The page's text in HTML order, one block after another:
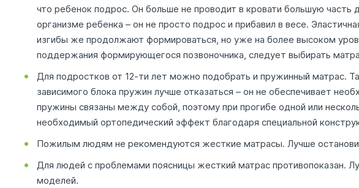
что ребенок подрос. Он больше не проводит в кровати большую
организме ребенка – он не просто подрос и прибавил в весе.
изгибы же продолжают формироваться, но уже на более высоком
поддержания формирующегося позвоночника, следует выбирать
Для подростков от 12-ти лет можно подобрать и пружинный матрас.
зависимого блока пружин лучше отказаться – он не обеспечивает
пружины связаны между собой, поэтому при прогибе одной или
необходимый ортопедический эффект благодаря специальной
Пожилым людям не рекомендуются жесткие матрасы. Лучше
Для людей с проблемами поясницы жесткий матрас
моделей.